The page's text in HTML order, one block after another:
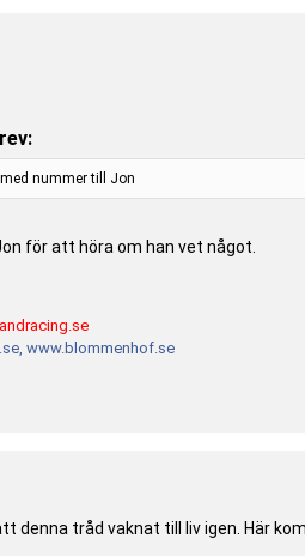
nummer till Jon
för att höra om han vet något.
www.blommenhof.se
denna tråd vaknat till liv igen. Här